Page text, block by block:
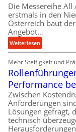
o
r
g
u
n
g
e
n
t
p
a
n
n
h
i
n
e
n
a
u
-
B
e
s
t
Die Messereihe
erstmals in den
Österreich baut
Angebot…
Weiterlesen:
A
l
l
b
o
u
t
A
Mehr Steifigkeit und
Performance
Zwischen
Anforderungen
Lösungen gefragt,
technisch